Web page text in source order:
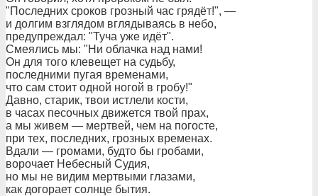
"Последних сроков грозный час грядёт!", —
и долгим взглядом вглядываясь в небо,
предупреждал: "Тучa уже идёт".
Смеялись мы: "Ни облачка над нами!
Он для того клевещет на судьбу,
последними пугая временами,
что сам стоит одной ногой в гробу!"
Давно, старик, твои истлели кости,
в часах песочных движется твой прах,
а мы живем — мертвей, чем на погосте,
при тех, последних, грозных временах.
Вдали — громами, будто бы гробами,
ворочает Небесный Судия,
но мы не видим мертвыми глазами,
как догорает солнце бытия.